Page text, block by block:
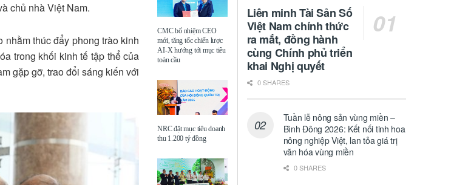
chủ nhà Việt Nam.
thúc đẩy phong trào kinh
trong khối kinh tế tập thể của
gặp gỡ, trao đổi sáng kiến với
CMC bổ nhiệm CEO
mới, tăng tốc chiến lược
AI-X hướng tới mục tiêu
toàn cầu
NRC đặt mục tiêu doanh
thu 1.200 tỷ đồng
Liên minh Tài Sản Số
Việt Nam chính thức
ra mắt, đồng hành
cùng Chính phủ triển
khai Nghị quyết
0 SHARES
Tuần lễ nông sản vùng miền –
Bình Đông 2026: Kết nối tinh hoa
nông nghiệp Việt, lan tỏa giá trị
văn hóa vùng miền
0 SHARES